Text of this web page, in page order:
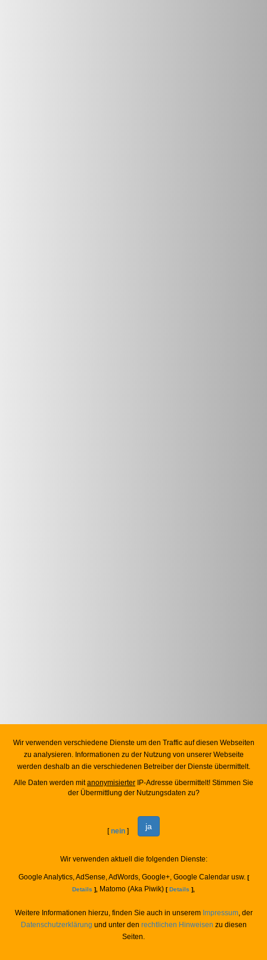
Wir verwenden verschiedene Dienste um den Traffic auf diesen Webseiten
zu analysieren. Informationen zu der Nutzung von unserer Webseite
werden deshalb an die verschiedenen Betreiber der Dienste übermittelt.
Alle Daten werden mitanonymisierter IP-Adresse übermittelt! Stimmen Sie
der Übermittlung der Nutzungsdaten zu?
[nein ] ja
Wir verwenden aktuell die folgenden Dienste:
Google Analytics, AdSense, AdWords, Google+, Google Calendar usw. [
Details ], Matomo (Aka Piwik) [Details ],
Weitere Informationen hierzu, finden Sie auch in unserem Impressum, der
Datenschutzerklärung und unter den rechtlichen Hinweisen zu diesen
Seiten.